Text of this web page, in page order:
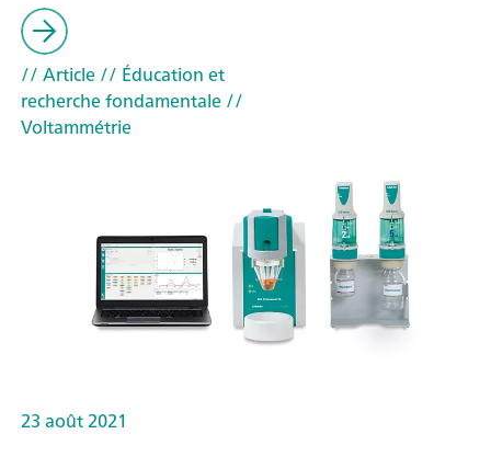
// Article// Éducation et
recherche fondamentale//
Voltammétrie
23 août 2021